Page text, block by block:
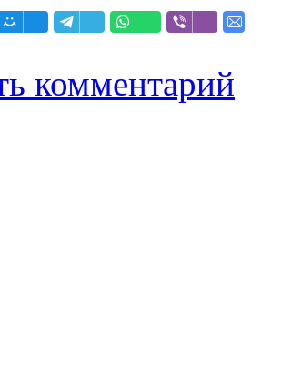
комментарий